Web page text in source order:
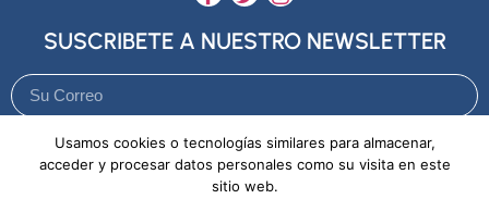
SUSCRIBETE A NUESTRO NEWSLETTER
Enviar
Usamos cookies o tecnologías similares para almacenar,
acceder y procesar datos personales como su visita en este
sitio web.